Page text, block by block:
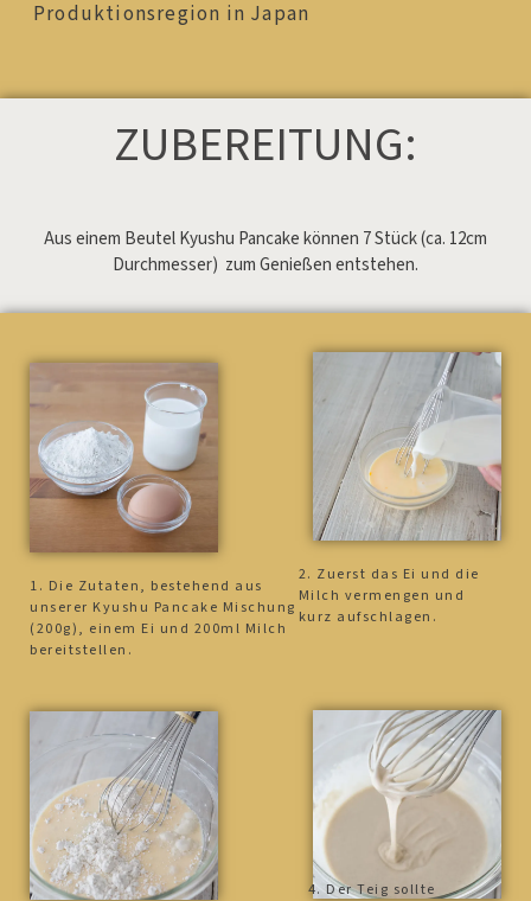
Produktionsregion in Japan
ZUBEREITUNG:
Aus einem Beutel Kyushu Pancake können 7 Stück (ca. 12cm
Durchmesser) zum Genießen entstehen.
1. Die Zutaten, bestehend aus
unserer Kyushu Pancake Mischung
(200g), einem Ei und 200ml Milch
bereitstellen.
2. Zuerst das Ei und die
Milch vermengen und
kurz aufschlagen.
4. Der Teig sollte